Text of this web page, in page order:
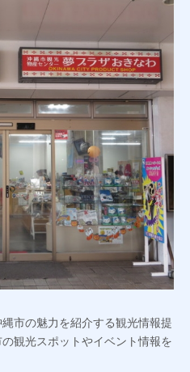
市の魅力を紹介する観光情報提
観光スポットやイベント情報を